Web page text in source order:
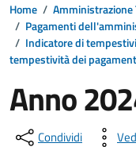
Home / Amministrazione
/ Pagamenti
/ Indicatore di
tempestività dei
Anno
Condividi